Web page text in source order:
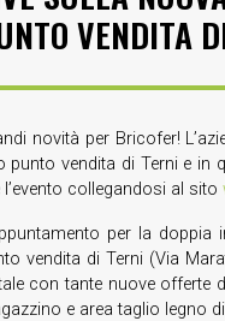
VENDITA
novità per Bricofer!
punto vendita di Terni e in
l’evento collegandosi al sito
per la
vendita di Terni (Via
con tante nuove offerte
e area taglio legno